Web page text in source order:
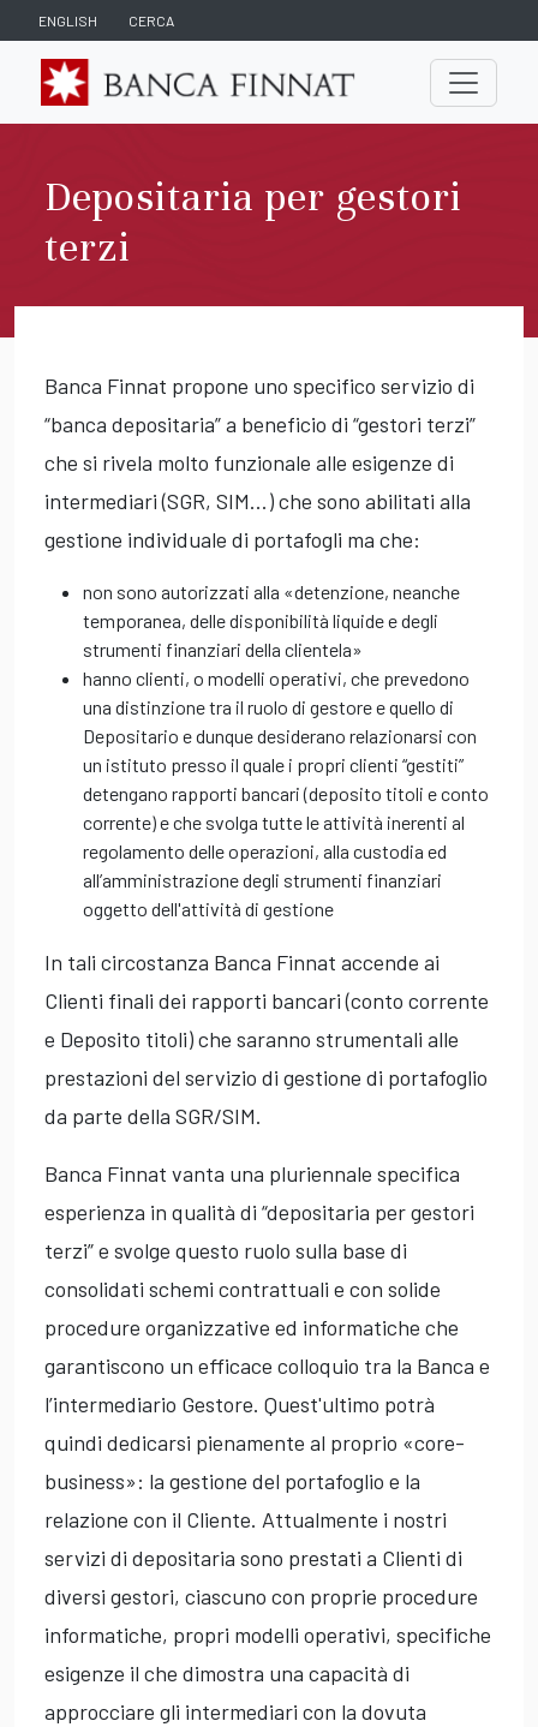
ENGLISH CERCA
Depositaria per gestori
terzi
Banca Finnat propone uno specifico servizio di
“banca depositaria” a beneficio di “gestori terzi”
che si rivela molto funzionale alle esigenze di
intermediari (SGR, SIM...) che sono abilitati alla
gestione individuale di portafogli ma che:
non sono autorizzati alla «detenzione, neanche
temporanea, delle disponibilità liquide e degli
strumenti finanziari della clientela»
hanno clienti, o modelli operativi, che prevedono
una distinzione tra il ruolo di gestore e quello di
Depositario e dunque desiderano relazionarsi con
un istituto presso il quale i propri clienti “gestiti”
detengano rapporti bancari (deposito titoli e conto
corrente) e che svolga tutte le attività inerenti al
regolamento delle operazioni, alla custodia ed
all’amministrazione degli strumenti finanziari
oggetto dell'attività di gestione
In tali circostanza Banca Finnat accende ai
Clienti finali dei rapporti bancari (conto corrente
e Deposito titoli) che saranno strumentali alle
prestazioni del servizio di gestione di portafoglio
da parte della SGR/SIM.
Banca Finnat vanta una pluriennale specifica
esperienza in qualità di “depositaria per gestori
terzi” e svolge questo ruolo sulla base di
consolidati schemi contrattuali e con solide
procedure organizzative ed informatiche che
garantiscono un efficace colloquio tra la Banca e
l’intermediario Gestore. Quest'ultimo potrà
quindi dedicarsi pienamente al proprio «core-
business»: la gestione del portafoglio e la
relazione con il Cliente. Attualmente i nostri
servizi di depositaria sono prestati a Clienti di
diversi gestori, ciascuno con proprie procedure
informatiche, propri modelli operativi, specifiche
esigenze il che dimostra una capacità di
approcciare gli intermediari con la dovuta